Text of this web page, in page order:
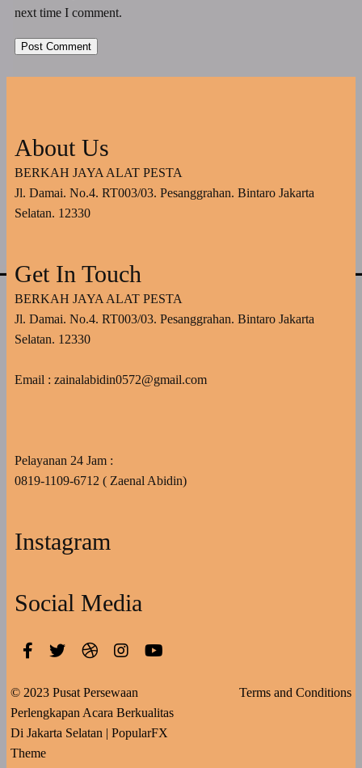
next time I comment.
About Us
BERKAH JAYA ALAT PESTA
Jl. Damai. No.4. RT003/03. Pesanggrahan. Bintaro Jakarta
Selatan. 12330
Get In Touch
BERKAH JAYA ALAT PESTA
Jl. Damai. No.4. RT003/03. Pesanggrahan. Bintaro Jakarta
Selatan. 12330
Email : zainalabidin0572@gmail.com
Pelayanan 24 Jam :
0819-1109-6712 ( Zaenal Abidin)
Instagram
Social Media
© 2023 Pusat Persewaan
Perlengkapan Acara Berkualitas
Di Jakarta Selatan | PopularFX
Theme
Terms and Conditions